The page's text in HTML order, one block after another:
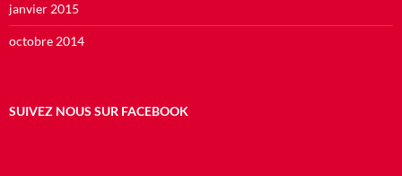
janvier 2015
octobre 2014
SUIVEZ NOUS SUR FACEBOOK